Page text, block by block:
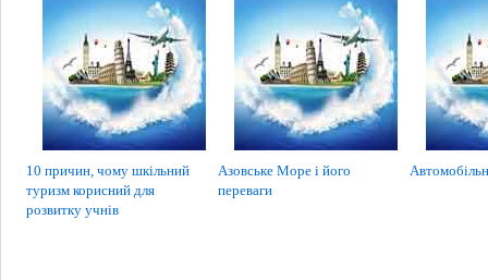
10 причин, чому шкільний
туризм корисний для
розвитку учнів
Азовське Море і його
переваги